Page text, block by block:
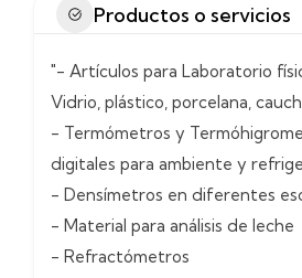
Productos o servicios
"- Artículos para Laboratorio
Vidrio, plástico, porcelana,
- Termómetros y
digitales para ambiente y
- Densímetros en diferentes
- Material para análisis de leche
- Refractómetros